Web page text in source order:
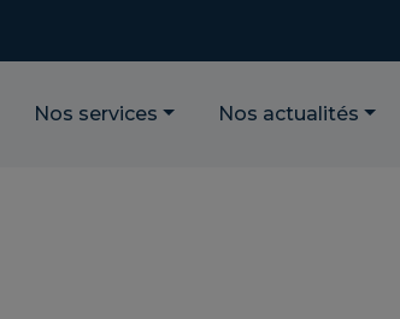
Nos services Nos actualités